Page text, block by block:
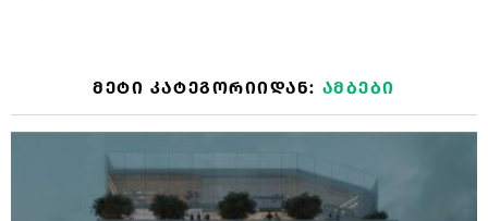
ᲛᲔᲢᲘ ᲙᲐᲢᲔᲒᲝᲠᲘᲘᲓᲐᲜ: ᲐᲛᲑᲔᲑᲘ